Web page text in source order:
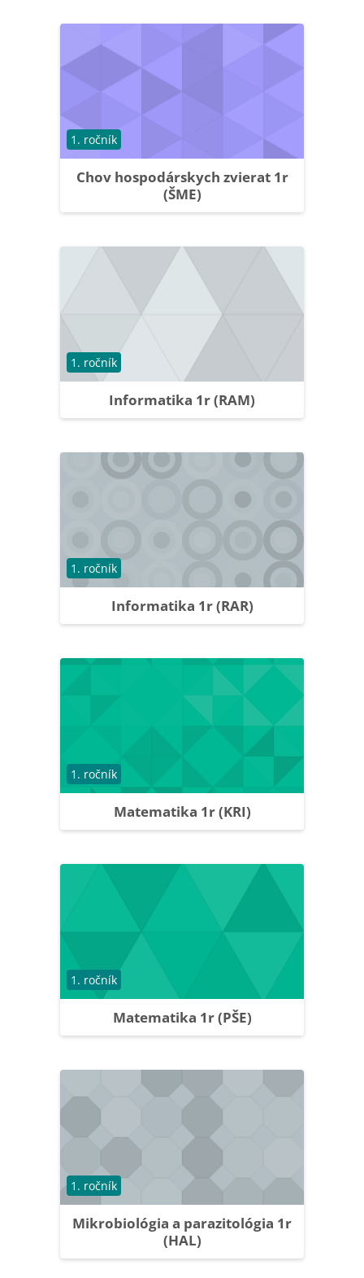
Chov hospodárskych zvierat 1r
(ŠME)
Course category
1. ročník
Informatika 1r (RAM)
Course category
1. ročník
Informatika 1r (RAR)
Course category
1. ročník
Matematika 1r (KRI)
Course category
1. ročník
Matematika 1r (PŠE)
Course category
1. ročník
Mikrobiológia a parazitológia 1r
(HAL)
Course category
1. ročník